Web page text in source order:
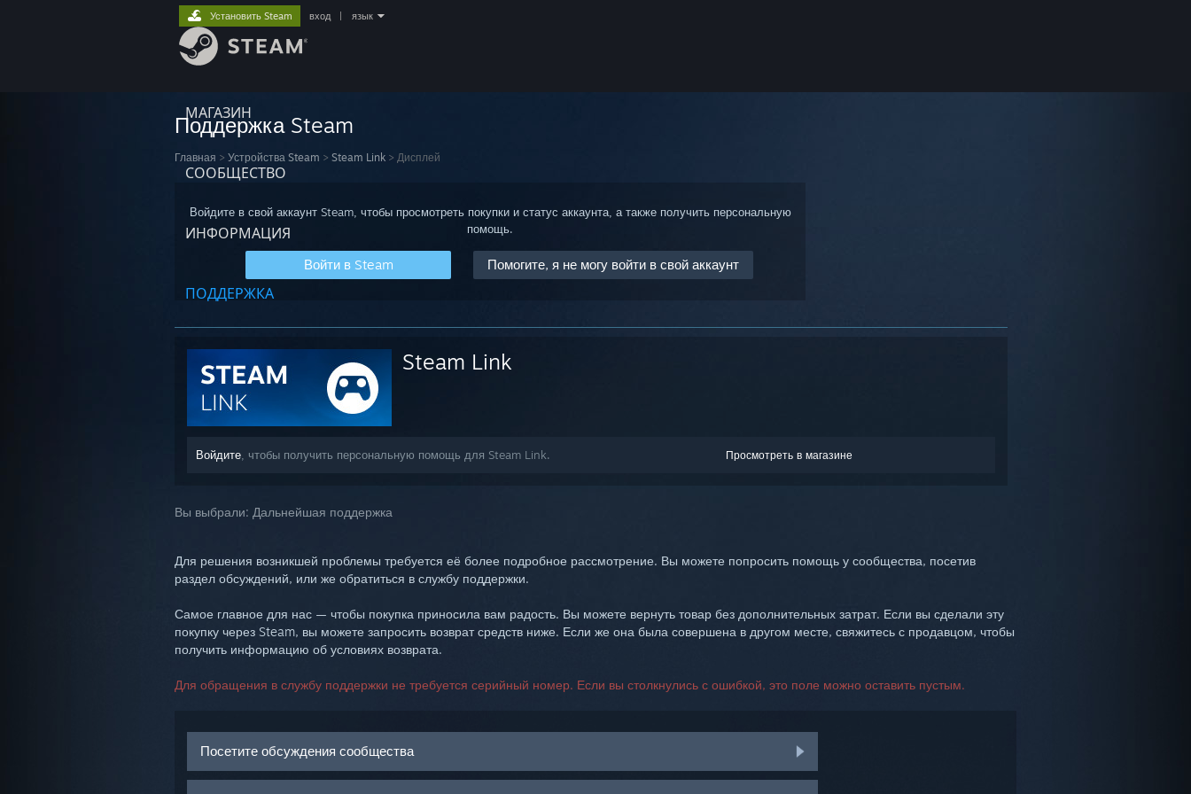
МАГАЗИН
СООБЩЕСТВО
ИНФОРМАЦИЯ
ПОДДЕРЖКА
Установить Steam вход язык
Поддержка Steam
Главная > Устройства Steam > Steam Link > Дисплей
Войдите в свой аккаунт Steam, чтобы просмотреть покупки и статус аккаунта, а также получить персональную
помощь.
Войти в Steam Помогите, я не могу войти в свой аккаунт
Steam Link
Просмотреть в магазине
Войдите , чтобы получить персональную помощь для Steam Link.
Вы выбрали: Дальнейшая поддержка
Для решения возникшей проблемы требуется её более подробное рассмотрение. Вы можете попросить помощь у сообщества, посетив
раздел обсуждений, или же обратиться в службу поддержки.
Самое главное для нас — чтобы покупка приносила вам радость. Вы можете вернуть товар без дополнительных затрат. Если вы сделали эту
покупку через Steam, вы можете запросить возврат средств ниже. Если же она была совершена в другом месте, свяжитесь с продавцом, чтобы
получить информацию об условиях возврата.
Для обращения в службу поддержки не требуется серийный номер. Если вы столкнулись с ошибкой, это поле можно оставить пустым.
Посетите обсуждения сообщества